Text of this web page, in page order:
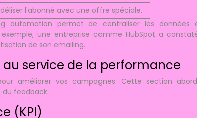
l'abonné avec une offre spéciale.
automation permet de centraliser les données
une entreprise comme HubSpot a
de son emailing.
au service de la performance
améliorer vos campagnes. Cette section
feedback.
(KPI)